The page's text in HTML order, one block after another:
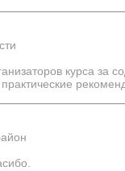
курса за